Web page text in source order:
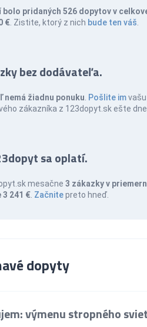
bolo pridaných 526 dopytov v
€ . Zistite, ktorý z nich bude ten váš
bez dodávateľa.
nemá žiadnu ponuku Pošlite imvašu
zákazníka z 123dopyt.sk ešte
sa oplatí.
mesačne3 zákazky v
3 241 € Začnitepreto hneď.
dopyty
výmenu stropného